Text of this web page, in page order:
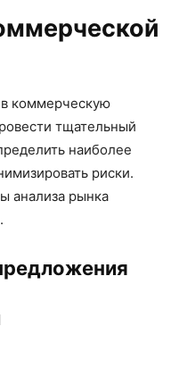
коммерческую
тщательный
наиболее
риски.
анализа рынка